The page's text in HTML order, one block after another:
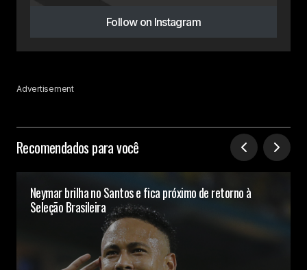
Follow on Instagram
Advertisement
Recomendados para você
Neymar brilha no Santos e fica próximo de retorno à
Seleção Brasileira